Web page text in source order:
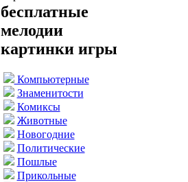
бесплатные
мелодии
картинки игры
Компьютерные
Знаменитости
Комиксы
Животные
Новогодние
Политические
Пошлые
Прикольные